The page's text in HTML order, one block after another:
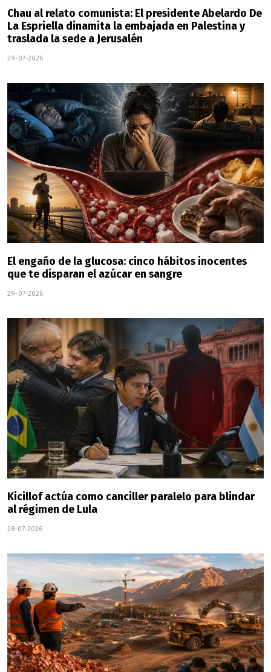
Chau al relato comunista: El presidente Abelardo De
La Espriella dinamita la embajada en Palestina y
traslada la sede a Jerusalén
29-07-2026
El engaño de la glucosa: cinco hábitos inocentes
que te disparan el azúcar en sangre
29-07-2026
Kicillof actúa como canciller paralelo para blindar
al régimen de Lula
28-07-2026